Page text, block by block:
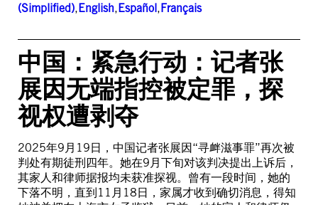
(Simplified),English,Español,Français
中国：紧急⾏动：记者张
展因⽆端指控被定罪，探
视权遭剥夺
2025年9⽉19⽇，中国记者张展因“寻衅滋事罪”再次被
判处有期徒刑四年。她在9⽉下旬对该判决提出上诉后，
其家⼈和律师据报均未获准探视。曾有⼀段时间，她的
下落不明，直到11⽉18⽇，家属才收到确切消息，得知